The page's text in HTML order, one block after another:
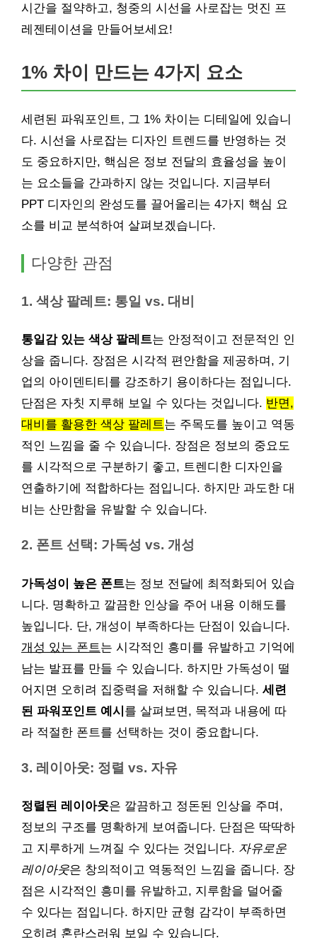
시간을 절약하고, 청중의 시선을 사로잡는 멋진 프
레젠테이션을 만들어보세요!
1% 차이 만드는 4가지 요소
세련된 파워포인트, 그 1% 차이는 디테일에 있습니
다. 시선을 사로잡는 디자인 트렌드를 반영하는 것
도 중요하지만, 핵심은 정보 전달의 효율성을 높이
는 요소들을 간과하지 않는 것입니다. 지금부터
PPT 디자인의 완성도를 끌어올리는 4가지 핵심 요
소를 비교 분석하여 살펴보겠습니다.
다양한 관점
1. 색상 팔레트: 통일 vs. 대비
통일감 있는 색상 팔레트는 안정적이고 전문적인 인
상을 줍니다. 장점은 시각적 편안함을 제공하며, 기
업의 아이덴티티를 강조하기 용이하다는 점입니다.
단점은 자칫 지루해 보일 수 있다는 것입니다. 반면,
대비를 활용한 색상 팔레트는 주목도를 높이고 역동
적인 느낌을 줄 수 있습니다. 장점은 정보의 중요도
를 시각적으로 구분하기 좋고, 트렌디한 디자인을
연출하기에 적합하다는 점입니다. 하지만 과도한 대
비는 산만함을 유발할 수 있습니다.
2. 폰트 선택: 가독성 vs. 개성
가독성이 높은 폰트는 정보 전달에 최적화되어 있습
니다. 명확하고 깔끔한 인상을 주어 내용 이해도를
높입니다. 단, 개성이 부족하다는 단점이 있습니다.
개성 있는 폰트 는 시각적인 흥미를 유발하고 기억에
남는 발표를 만들 수 있습니다. 하지만 가독성이 떨
어지면 오히려 집중력을 저해할 수 있습니다. 세련
된 파워포인트 예시 를 살펴보면, 목적과 내용에 따
라 적절한 폰트를 선택하는 것이 중요합니다.
3. 레이아웃: 정렬 vs. 자유
정렬된 레이아웃은 깔끔하고 정돈된 인상을 주며,
정보의 구조를 명확하게 보여줍니다. 단점은 딱딱하
고 지루하게 느껴질 수 있다는 것입니다. 자유로운
레이아웃은 창의적이고 역동적인 느낌을 줍니다. 장
점은 시각적인 흥미를 유발하고, 지루함을 덜어줄
수 있다는 점입니다. 하지만 균형 감각이 부족하면
오히려 혼란스러워 보일 수 있습니다.